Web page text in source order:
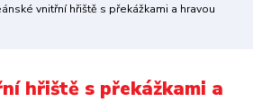
vnitřní hřiště s překážkami a hravou
hřiště s překážkami a